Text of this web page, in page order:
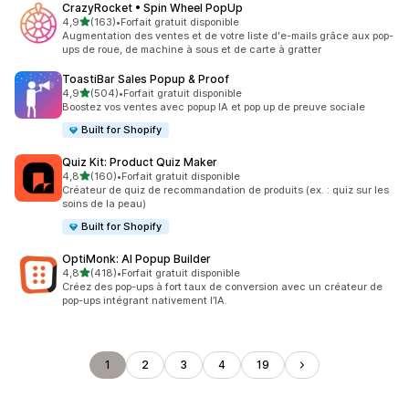
CrazyRocket • Spin Wheel PopUp
4,9étoile(s) sur 5
(163)
163 avis au total
•Forfait gratuit disponible
Augmentation des ventes et de votre liste d'e-mails grâce aux pop-
ups de roue, de machine à sous et de carte à gratter
ToastiBar Sales Popup & Proof
4,9étoile(s) sur 5
(504)
504 avis au total
•Forfait gratuit disponible
Boostez vos ventes avec popup IA et pop up de preuve sociale
Built for Shopify
Quiz Kit: Product Quiz Maker
4,8étoile(s) sur 5
(160)
160 avis au total
•Forfait gratuit disponible
Créateur de quiz de recommandation de produits (ex. : quiz sur les
soins de la peau)
Built for Shopify
OptiMonk: AI Popup Builder
4,8étoile(s) sur 5
(418)
418 avis au total
•Forfait gratuit disponible
Créez des pop-ups à fort taux de conversion avec un créateur de
pop-ups intégrant nativement l’IA.
1 2 3 4 19